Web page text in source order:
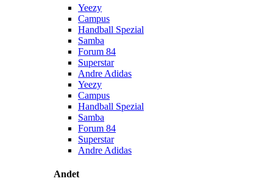
Yeezy
Campus
Handball Spezial
Samba
Forum 84
Superstar
Andre Adidas
Yeezy
Campus
Handball Spezial
Samba
Forum 84
Superstar
Andre Adidas
Andet